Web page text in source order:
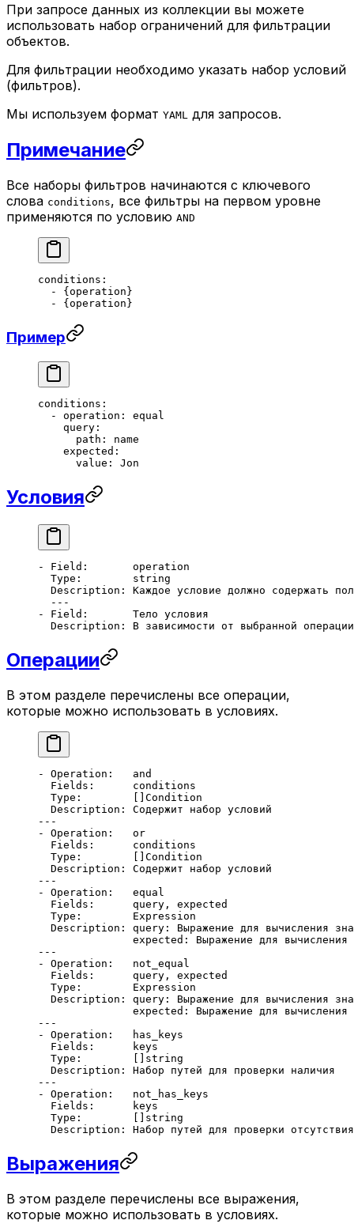
При запросе данных из коллекции вы можете
использовать набор ограничений для фильтрации
объектов.
Для фильтрации необходимо указать набор условий
(фильтров).
Мы используем формат YAML для запросов.
Примечание
Все наборы фильтров начинаются с ключевого
слова conditions, все фильтры на первом уровне
применяются по условию AND
conditions :
  - {
operation}
  - {
operation}
Пример
conditions :
  -
operation : equal
    query
:
      path
: name
    expected
:
      value
: Jon
Условия
- Field:       operation
  Type:        string
Description: Каждое условие должно содержать
  ---
- Field:       Тело условия
Description: В зависимости от выбранной
Операции
В этом разделе перечислены все операции,
которые можно использовать в условиях.
- Operation:   and
  Fields:      conditions
  Type:        []Condition
  Description: Содержит набор условий
---
- Operation:   or
  Fields:      conditions
  Type:        []Condition
  Description: Содержит набор условий
---
- Operation:   equal
  Fields:      query, expected
  Type:        Expression
Description: query: Выражение для вычисления
expected: Выражение для вычисления
---
- Operation:   not_equal
  Fields:      query, expected
  Type:        Expression
Description: query: Выражение для вычисления
expected: Выражение для вычисления
---
- Operation:   has_keys
  Fields:      keys
  Type:        []string
  Description: Набор путей для проверки наличия
---
- Operation:   not_has_keys
  Fields:      keys
  Type:        []string
  Description: Набор путей для проверки отсутствия
Выражения
В этом разделе перечислены все выражения,
которые можно использовать в условиях.